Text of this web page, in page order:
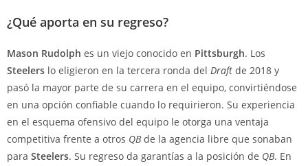
¿Qué aporta en su regreso?
Mason Rudolph es un viejo conocido en Pittsburgh. Los
Steelers lo eligieron en la tercera ronda del Draft de 2018 y
pasó la mayor parte de su carrera en el equipo, convirtiéndose
en una opción confiable cuando lo requirieron. Su experiencia
en el esquema ofensivo del equipo le otorga una ventaja
competitiva frente a otros QBde la agencia libre que sonaban
para Steelers. Su regreso da garantías a la posición de QB. En